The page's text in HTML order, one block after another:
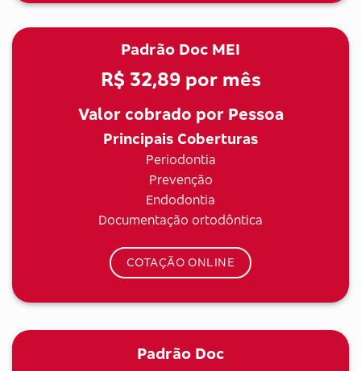
Padrão Doc MEI
R$ 32,89por mês
Valor cobrado por Pessoa
Principais Coberturas
Periodontia
Prevenção
Endodontia
Documentação ortodôntica
COTAÇÃO ONLINE
Padrão Doc